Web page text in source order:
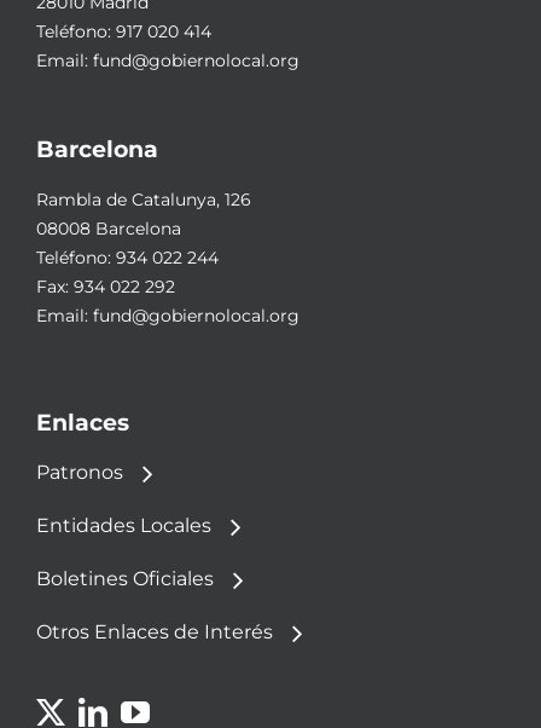
Teléfono: 917 020 414
Email: fund@gobiernolocal.org
Barcelona
Rambla de Catalunya, 126
08008 Barcelona
Teléfono: 934 022 244
Fax: 934 022 292
Email: fund@gobiernolocal.org
Enlaces
Patronos
Entidades Locales
Boletines Oficiales
Otros Enlaces de Interés